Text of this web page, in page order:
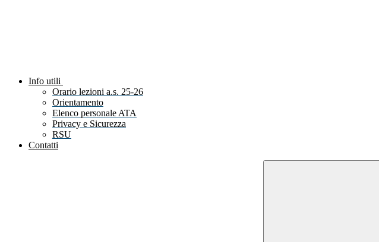
Info utili
Orario lezioni a.s. 25-26
Orientamento
Elenco personale ATA
Privacy e Sicurezza
RSU
Contatti